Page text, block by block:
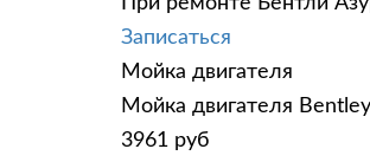
Записаться
Мойка двигателя
Мойка двигателя
3961 руб